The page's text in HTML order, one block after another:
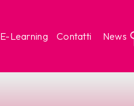
E-Learning Contatti News